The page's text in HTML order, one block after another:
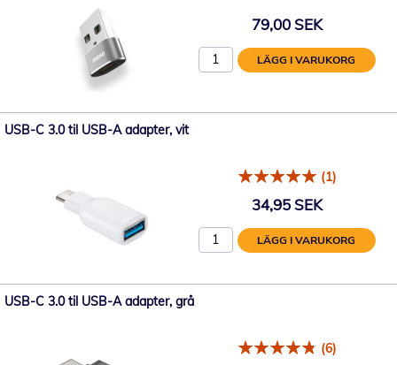
79,00 SEK
LÄGG I VARUKORG
USB-C 3.0 til USB-A adapter, vit
(1)
34,95 SEK
LÄGG I VARUKORG
USB-C 3.0 til USB-A adapter, grå
(6)